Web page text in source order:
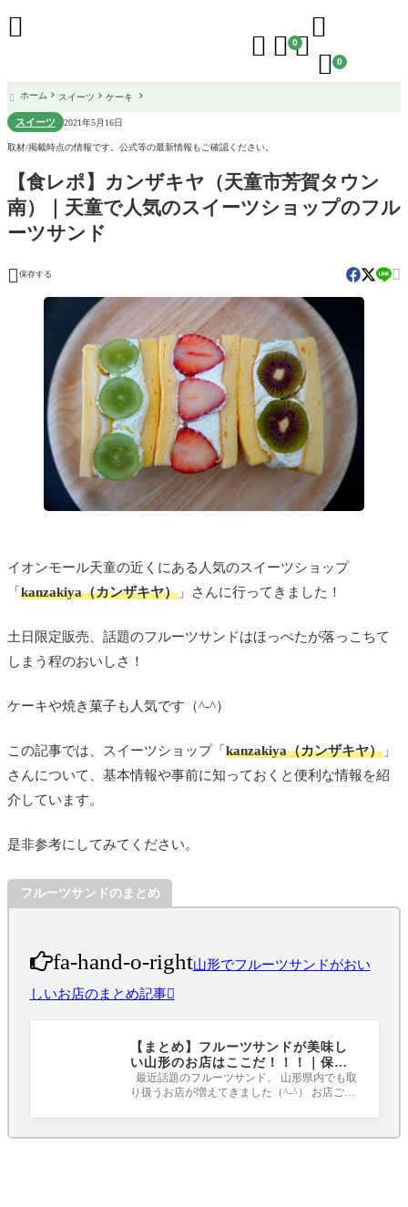
  0

 0

 ホーム スイーツ ケーキ
スイーツ 2021年5月16日
取材/掲載時点の情報です。公式等の最新情報もご確認ください。
【食レポ】カンザキヤ（天童市芳賀タウン
南）｜天童で人気のスイーツショップのフル
ーツサンド
 保存する 
イオンモール天童の近くにある人気のスイーツショップ
「 kanzakiya（カンザキヤ） 」さんに行ってきました！
土日限定販売、話題のフルーツサンドはほっぺたが落っこちて
しまう程のおいしさ！
ケーキや焼き菓子も人気です（^-^）
この記事では、スイーツショップ「 kanzakiya（カンザキヤ） 」
さんについて、基本情報や事前に知っておくと便利な情報を紹
介しています。
是非参考にしてみてください。
フルーツサンドのまとめ
fa-hand-o-right山形でフルーツサンドがおい
しいお店のまとめ記事
【まとめ】フルーツサンドが美味し
い山形のお店はここだ！！！｜保存
版
最近話題のフルーツサンド。 山形県内でも取
り扱うお店が増えてきました（^-^） お店ごと